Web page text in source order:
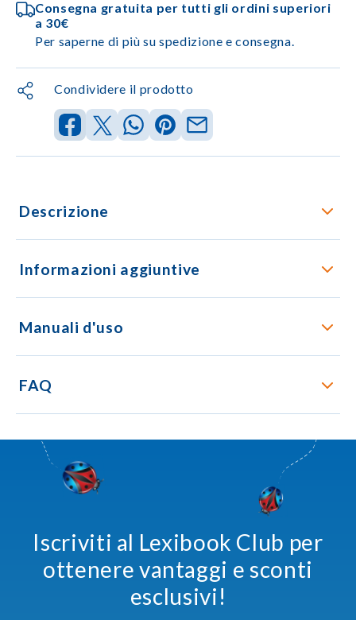
Consegna gratuita per tutti gli ordini superiori
a 30€
Per saperne di più su spedizione e consegna.
Condividere il prodotto
Descrizione
Informazioni aggiuntive
Manuali d'uso
FAQ
Iscriviti al Lexibook Club per
ottenere vantaggi e sconti
esclusivi!